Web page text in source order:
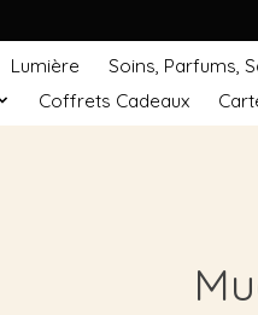
Lumière Soins, Parfums,
Coffrets Cadeaux